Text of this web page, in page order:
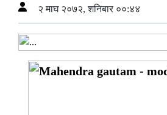
२ माघ २०७२, शनिबार ००:४४